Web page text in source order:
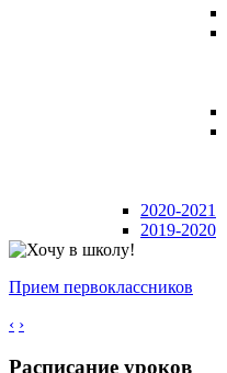
2020-2021
2019-2020
Прием первоклассников
‹ ›
Расписание уроков